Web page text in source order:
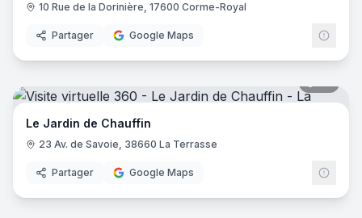
10 Rue de la Dorinière, 17600 Corme-Royal
Partager Google Maps
Le Jardin de Chauffin
23 Av. de Savoie, 38660 La Terrasse
Partager Google Maps
21